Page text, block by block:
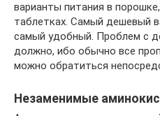
варианты питания в
таблетках. Самый дешевый
самый удобный. Проблем с
должно, ибо обычно все
можно обратиться
Незаменимые